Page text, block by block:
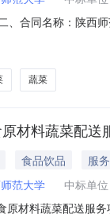
、合同名称：陕西
郭杜产业开发区
蔬菜
材料蔬菜配送
食品饮品
服务
范大学
中标单
原材料蔬菜配送服